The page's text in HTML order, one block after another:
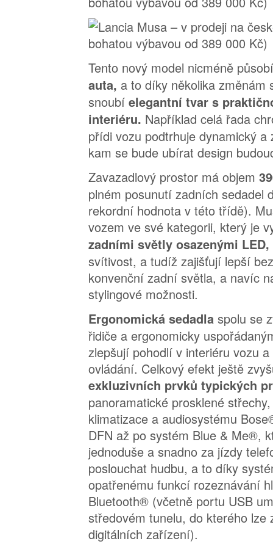
Tento nový model nicméně
auta, a to díky několika změnám
snoubí elegantní tvar s
interiéru. Například celá řada
přídi vozu podtrhuje dynamický a
kam se bude ubírat design
Zavazadlový prostor má objem
plném posunutí zadních sedadel
rekordní hodnota v této třídě).
vozem ve své kategorii, který je
zadními světly osazenými LED,
svítivost, a tudíž zajišťují lepší
konvenční zadní světla, a navíc
stylingové možnosti.
Ergonomická sedadla spolu se
řidiče a ergonomicky
zlepšují pohodlí v interiéru vozu
ovládání. Celkový efekt ještě
exkluzivních prvků typických
panoramatické prosklené
klimatizace a audiosystému
DFN až po systém Blue & Me®,
jednoduše a snadno za jízdy
poslouchat hudbu, a to díky
opatřenému funkcí rozeznávání
Bluetooth® (včetně portu USB
středovém tunelu, do kterého lze
digitálních zařízení).